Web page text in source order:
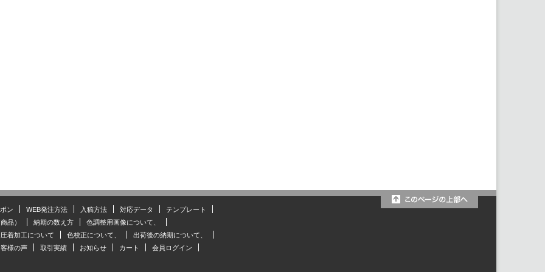
ン WEB発注方法 入稿方法 対応データ
テンプレート
品）
納期の数え方
色調整用画像について、
圧着加工について
色校正について、
出荷後の納期について、
様の声
取引実績 お知らせ カート 会員ログイン